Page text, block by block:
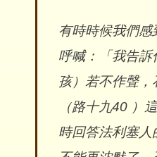
有時時候我們
呼喊：「我告
孩）若不作聲，
（路十九40 ）
時回答法利塞